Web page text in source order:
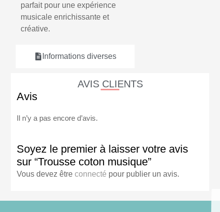
Informations diverses
parfait pour une expérience
musicale enrichissante et
créative.
AVIS CLIENTS
Avis
Il n’y a pas encore d’avis.
Soyez le premier à laisser votre avis
sur “Trousse coton musique”
Vous devez êtreconnecté pour publier un avis.